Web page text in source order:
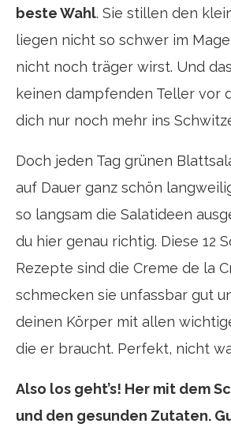
beste Wahl. Sie stillen den
liegen nicht so schwer im
nicht noch träger wirst. Und
keinen dampfenden Teller vor
dich nur noch mehr ins
Doch jeden Tag grünen
auf Dauer ganz schön
so langsam die Salatideen
du hier genau richtig. Diese 12
Rezepte sind die Creme de la
schmecken sie unfassbar gut
deinen Körper mit allen
die er braucht. Perfekt, nicht
Also los geht’s! Her mit dem
und den gesunden Zutaten.